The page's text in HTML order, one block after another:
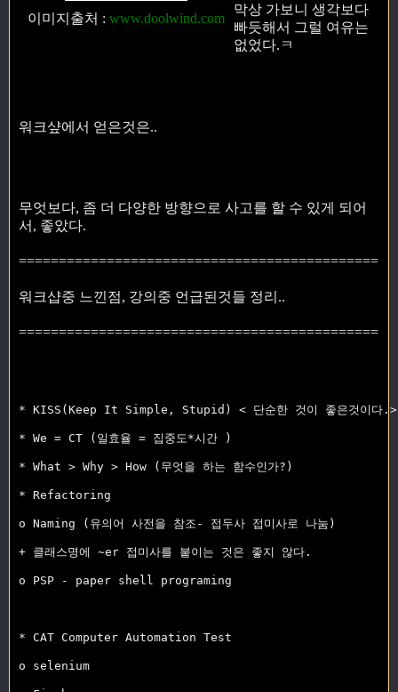
이미지출처 : www.doolwind.com
막상 가보니 생각보다
빠듯해서 그럴 여유는
없었다.ㅋ
워크샾에서 얻은것은..
무엇보다, 좀 더 다양한 방향으로 사고를 할 수 있게 되어
서, 좋았다.
=============================================
워크샵중 느낀점, 강의중 언급된것들 정리..
=============================================
* KISS(Keep It Simple, Stupid) < 단순한 것이 좋은것이다.>
* We = CT (일효율 = 집중도*시간 )
* What > Why > How (무엇을 하는 함수인가?)
* Refactoring
o Naming (유의어 사전을 참조- 접두사 접미사로 나눔)
+ 클래스명에 ~er 접미사를 붙이는 것은 좋지 않다.
o PSP - paper shell programing
* CAT Computer Automation Test
o selenium